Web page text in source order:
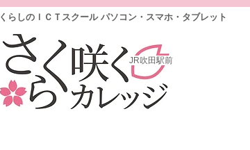
くらしのＩＣＴスクール パソコン・スマホ・タブレット
JR吹田駅前